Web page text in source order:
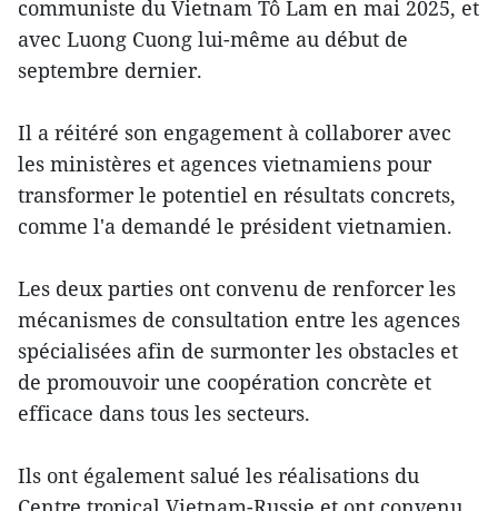
communiste du Vietnam Tô Lam en mai 2025, et
avec Luong Cuong lui-même au début de
septembre dernier.
Il a réitéré son engagement à collaborer avec
les ministères et agences vietnamiens pour
transformer le potentiel en résultats concrets,
comme l'a demandé le président vietnamien.
Les deux parties ont convenu de renforcer les
mécanismes de consultation entre les agences
spécialisées afin de surmonter les obstacles et
de promouvoir une coopération concrète et
efficace dans tous les secteurs.
Ils ont également salué les réalisations du